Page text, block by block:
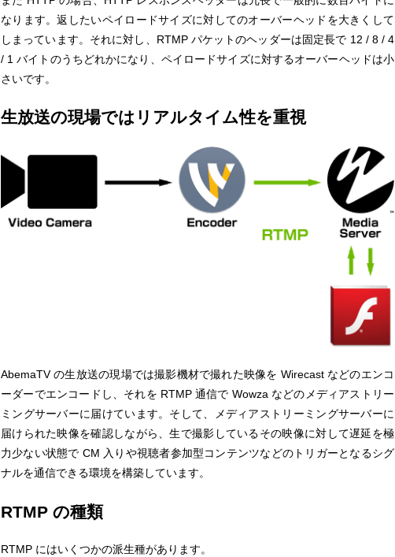
なります。返したいペイロードサイズに対してのオーバーヘッドを大きくして
しまっています。それに対し、RTMP パケットのヘッダーは固定長で 12 / 8 / 4
/ 1 バイトのうちどれかになり、ペイロードサイズに対するオーバーヘッドは小
さいです。
生放送の現場ではリアルタイム性を重視
AbemaTV の生放送の現場では撮影機材で撮れた映像を Wirecast などのエンコ
ーダーでエンコードし、それを RTMP 通信で Wowza などのメディアストリー
ミングサーバーに届けています。そして、メディアストリーミングサーバーに
届けられた映像を確認しながら、生で撮影しているその映像に対して遅延を極
力少ない状態で CM 入りや視聴者参加型コンテンツなどのトリガーとなるシグ
ナルを通信できる環境を構築しています。
RTMP の種類
RTMP にはいくつかの派生種があります。